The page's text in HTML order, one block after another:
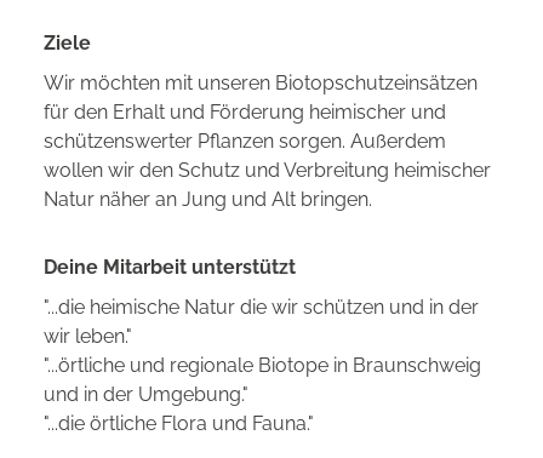
Ziele
Wir möchten mit unseren Biotopschutzeinsätzen
für den Erhalt und Förderung heimischer und
schützenswerter Pflanzen sorgen. Außerdem
wollen wir den Schutz und Verbreitung heimischer
Natur näher an Jung und Alt bringen.
Deine Mitarbeit unterstützt
"...die heimische Natur die wir schützen und in der
wir leben."
"...örtliche und regionale Biotope in Braunschweig
und in der Umgebung."
"...die örtliche Flora und Fauna."